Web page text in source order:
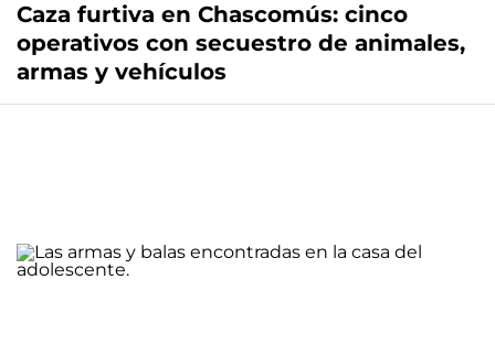
Caza furtiva en Chascomús: cinco
operativos con secuestro de animales,
armas y vehículos